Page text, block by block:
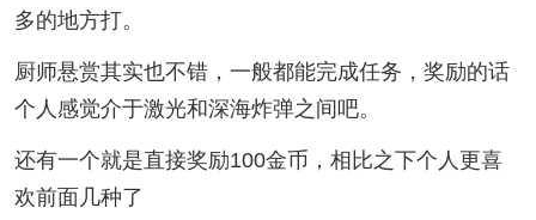
多的地方打。
厨师悬赏其实也不错，一般都能完成任务，奖励的话
个人感觉介于激光和深海炸弹之间吧。
还有一个就是直接奖励100金币，相比之下个人更喜
欢前面几种了